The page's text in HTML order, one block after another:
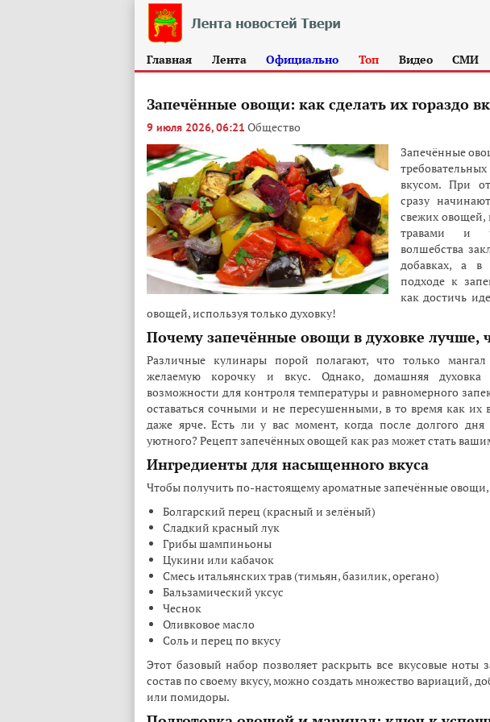
Главная Лента Официально Топ Видео СМИ
Запечённые овощи: как сделать их гораздо
9 июля 2026, 06:21 Общество
Запечённые
вкусом. При
сразу
свежих
травами и
волшебства
добавках, а в
подходе к
как достичь
овощей, используя только духовку!
Почему запечённые овощи в духовке лучше,
Различные кулинары порой полагают, что только
желаемую корочку и вкус. Однако, домашняя духовка
возможности для контроля температуры и равномерного
оставаться сочными и не пересушенными, в то время как их
даже ярче. Есть ли у вас момент, когда после долгого дня
уютного? Рецепт запечённых овощей как раз может стать
Ингредиенты для насыщенного вкуса
Чтобы получить по-настоящему ароматные запечённые овощи,
Болгарский перец (красный и зелёный)
Сладкий красный лук
Грибы шампиньоны
Цукини или кабачок
Смесь итальянских трав (тимьян, базилик, орегано)
Бальзамический уксус
Чеснок
Оливковое масло
Соль и перец по вкусу
Этот базовый набор позволяет раскрыть все вкусовые ноты
состав по своему вкусу, можно создать множество вариаций,
или помидоры.